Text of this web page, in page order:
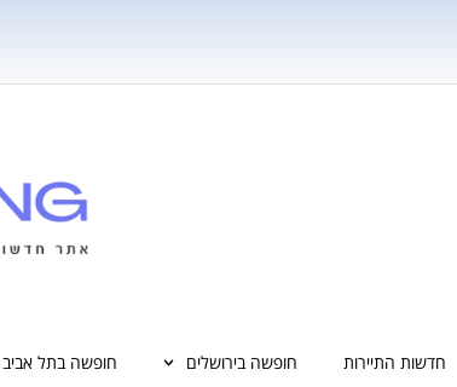
חדשות התיירות חופשה בירושלים חופשה בתל אביב